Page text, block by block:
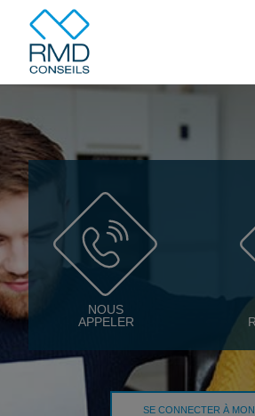
Accueil
Votre
Votre
NOUS
APPELER
SE CONNECTER À MON